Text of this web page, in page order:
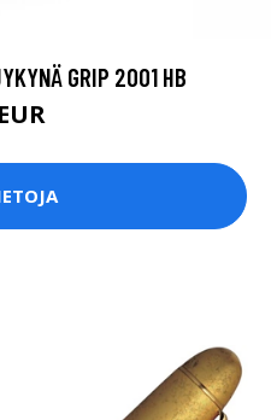
GRIP 2001 HB